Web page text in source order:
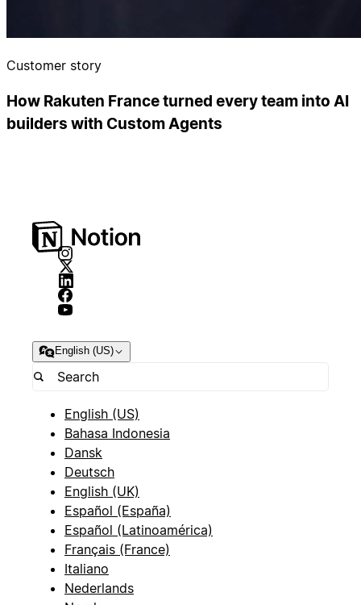
Customer story
How Rakuten France turned every team into AI
builders with Custom Agents
English (US)
English (US)
Bahasa Indonesia
Dansk
Deutsch
English (UK)
Español (España)
Español (Latinoamérica)
Français (France)
Italiano
Nederlands